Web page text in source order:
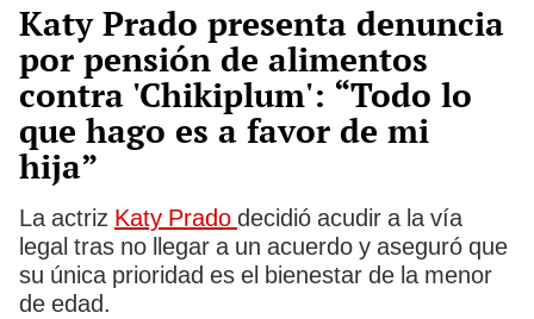
Katy Prado presenta denuncia
por pensión de alimentos
contra 'Chikiplum': “Todo lo
que hago es a favor de mi
hija”
La actriz Katy Prado decidió acudir a la vía
legal tras no llegar a un acuerdo y aseguró que
su única prioridad es el bienestar de la menor
de edad.